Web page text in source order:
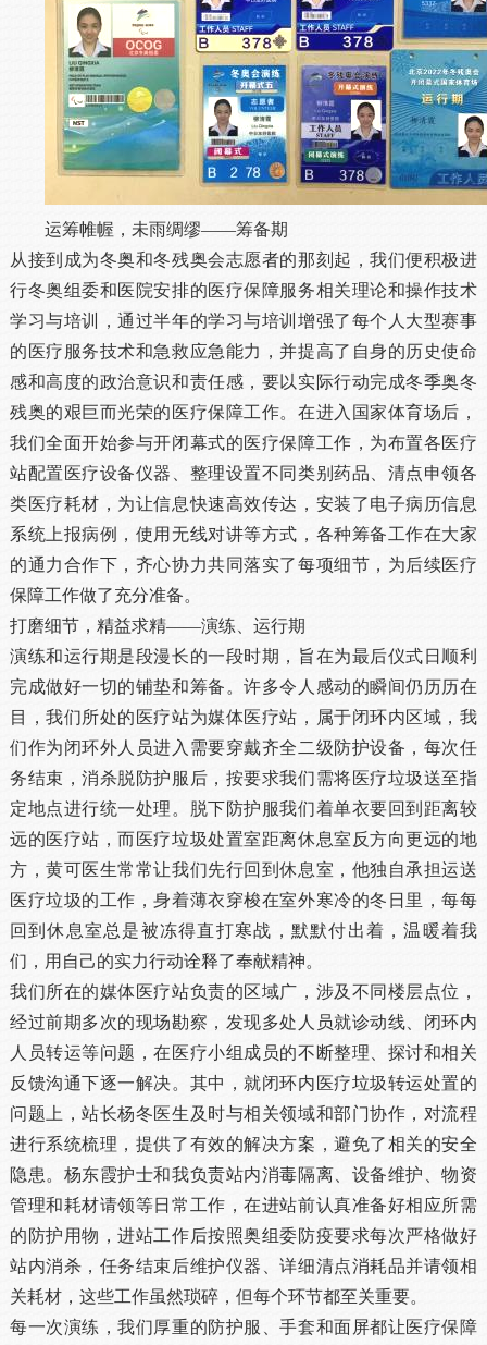
运筹帷幄，未雨绸缪——筹备期
从接到成为冬奥和冬残奥会志愿者的那刻起，我们便积极进
行冬奥组委和医院安排的医疗保障服务相关理论和操作技术
学习与培训，通过半年的学习与培训增强了每个人大型赛事
的医疗服务技术和急救应急能力，并提高了自身的历史使命
感和高度的政治意识和责任感，要以实际行动完成冬季奥冬
残奥的艰巨而光荣的医疗保障工作。在进入国家体育场后，
我们全面开始参与开闭幕式的医疗保障工作，为布置各医疗
站配置医疗设备仪器、整理设置不同类别药品、清点申领各
类医疗耗材，为让信息快速高效传达，安装了电子病历信息
系统上报病例，使用无线对讲等方式，各种筹备工作在大家
的通力合作下，齐心协力共同落实了每项细节，为后续医疗
保障工作做了充分准备。
打磨细节，精益求精——演练、运行期
演练和运行期是段漫长的一段时期，旨在为最后仪式日顺利
完成做好一切的铺垫和筹备。许多令人感动的瞬间仍历历在
目，我们所处的医疗站为媒体医疗站，属于闭环内区域，我
们作为闭环外人员进入需要穿戴齐全二级防护设备，每次任
务结束，消杀脱防护服后，按要求我们需将医疗垃圾送至指
定地点进行统一处理。脱下防护服我们着单衣要回到距离较
远的医疗站，而医疗垃圾处置室距离休息室反方向更远的地
方，黄可医生常常让我们先行回到休息室，他独自承担运送
医疗垃圾的工作，身着薄衣穿梭在室外寒冷的冬日里，每每
回到休息室总是被冻得直打寒战，默默付出着，温暖着我
们，用自己的实力行动诠释了奉献精神。
我们所在的媒体医疗站负责的区域广，涉及不同楼层点位，
经过前期多次的现场勘察，发现多处人员就诊动线、闭环内
人员转运等问题，在医疗小组成员的不断整理、探讨和相关
反馈沟通下逐一解决。其中，就闭环内医疗垃圾转运处置的
问题上，站长杨冬医生及时与相关领域和部门协作，对流程
进行系统梳理，提供了有效的解决方案，避免了相关的安全
隐患。杨东霞护士和我负责站内消毒隔离、设备维护、物资
管理和耗材请领等日常工作，在进站前认真准备好相应所需
的防护用物，进站工作后按照奥组委防疫要求每次严格做好
站内消杀，任务结束后维护仪器、详细清点消耗品并请领相
关耗材，这些工作虽然琐碎，但每个环节都至关重要。
每一次演练，我们厚重的防护服、手套和面屏都让医疗保障